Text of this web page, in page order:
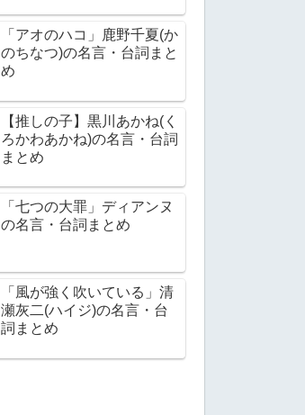
「アオのハコ」鹿野千夏(か
のちなつ)の名言・台詞まと
め
【推しの子】黒川あかね(く
ろかわあかね)の名言・台詞
まとめ
「七つの大罪」ディアンヌ
の名言・台詞まとめ
「風が強く吹いている」清
瀬灰二(ハイジ)の名言・台
詞まとめ